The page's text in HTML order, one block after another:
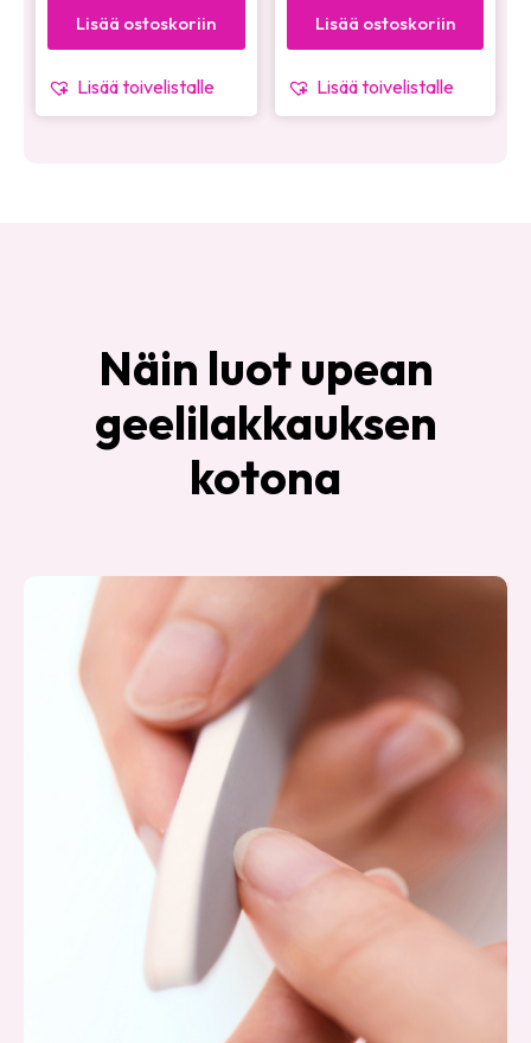
Lisää ostoskoriin
Lisää toivelistalle
Lisää ostoskoriin
Lisää toivelistalle
Näin luot upean
geelilakkauksen
kotona